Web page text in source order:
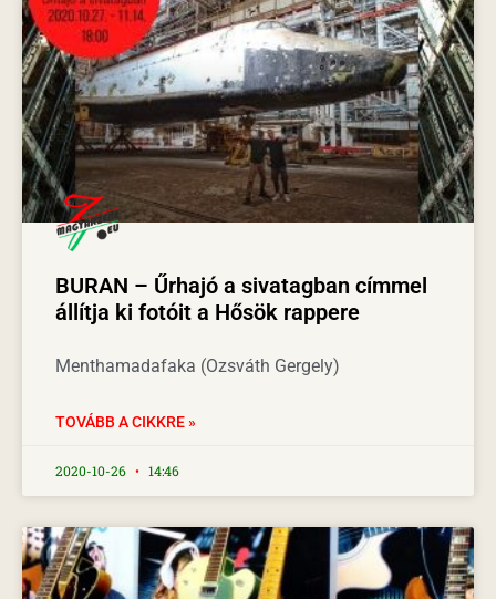
BURAN – Űrhajó a sivatagban címmel
állítja ki fotóit a Hősök rappere
Menthamadafaka (Ozsváth Gergely)
TOVÁBB A CIKKRE »
2020-10-26 14:46